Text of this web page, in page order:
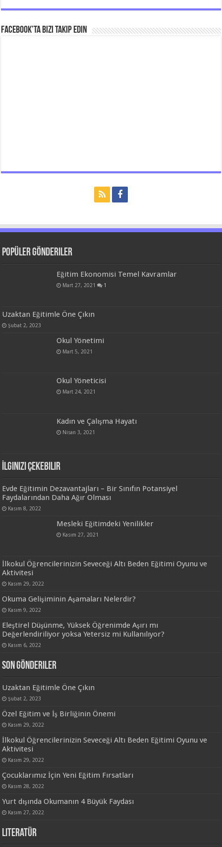
Facebook’ta bizi takip edin
Popüler Gönderiler
Eğitim Ekonomisi Temel Kavramlar
Mart 27, 2021 1
Uzaktan Eğitimle Öne Çıkın
Şubat 2, 2023
Okul Yönetimi
Mart 5, 2021
Okul Yöneticisi
Mart 24, 2021
Kadın ve Çalışma Hayatı
Nisan 3, 2021
İlginizi Çekebilir
Evde Eğitimin Dezavantajları – Bir Sınıfın Potansiyel
Faydalarından Daha Ağır Olması
Kasım 8, 2022
Mesleki Eğitimdeki Yenilikler
Kasım 27, 2021
İlkokul Öğrencilerinizin Seveceği Altı Beden Eğitimi Oyunu ve
Aktivitesi
Kasım 29, 2022
Okuma Gelişiminin Aşamaları Nelerdir?
Kasım 9, 2022
Eleştirel Düşünme, Yüksek Öğrenimde Aşırı mı
Değerlendiriliyor yoksa Yetersiz mi Kullanılıyor?
Kasım 6, 2022
Son Gönderiler
Uzaktan Eğitimle Öne Çıkın
Şubat 2, 2023
Özel Eğitim ve İş Birliğinin Önemi
Kasım 29, 2022
İlkokul Öğrencilerinizin Seveceği Altı Beden Eğitimi Oyunu ve
Aktivitesi
Kasım 29, 2022
Çocuklarımız İçin Yeni Eğitim Fırsatları
Kasım 28, 2022
Yurt dışında Okumanın 4 Büyük Faydası
Kasım 27, 2022
Literatür